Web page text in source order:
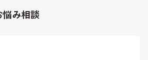
悩み相談